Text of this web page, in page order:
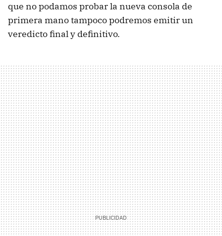
que no podamos probar la nueva consola de
primera mano tampoco podremos emitir un
veredicto final y definitivo.